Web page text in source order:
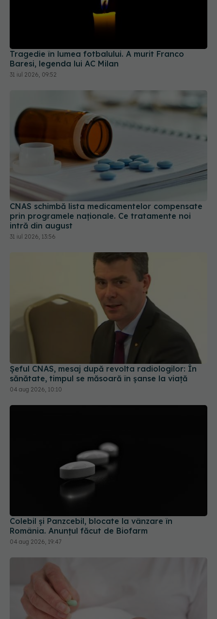
Tragedie în lumea fotbalului. A murit Franco
Baresi, legenda lui AC Milan
31 iul 2026, 09:52
CNAS schimbă lista medicamentelor compensate
prin programele naționale. Ce tratamente noi
intră din august
31 iul 2026, 13:56
Șeful CNAS, mesaj după revolta radiologilor: În
sănătate, timpul se măsoară în șanse la viață
04 aug 2026, 10:10
Colebil și Panzcebil, blocate la vânzare în
România. Anunțul făcut de Biofarm
04 aug 2026, 19:47